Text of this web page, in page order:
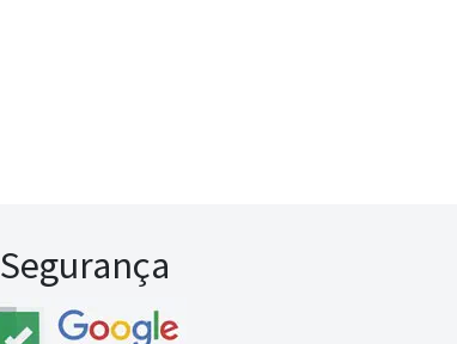
Segurança